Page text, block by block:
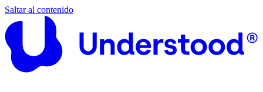
Saltar al contenido